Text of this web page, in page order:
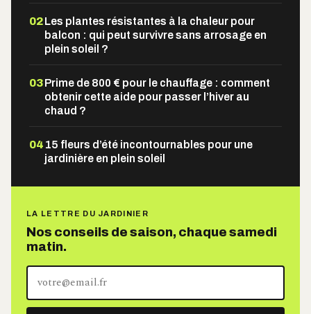
02Les plantes résistantes à la chaleur pour
balcon : qui peut survivre sans arrosage en
plein soleil ?
03Prime de 800 € pour le chauffage : comment
obtenir cette aide pour passer l’hiver au
chaud ?
04 15 fleurs d’été incontournables pour une
jardinière en plein soleil
LA LETTRE DU JARDINIER
Nos conseils de saison, chaque samedi
matin.
Votre
adresse